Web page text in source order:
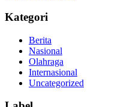
Kategori
Berita
Nasional
Olahraga
Internasional
Uncategorized